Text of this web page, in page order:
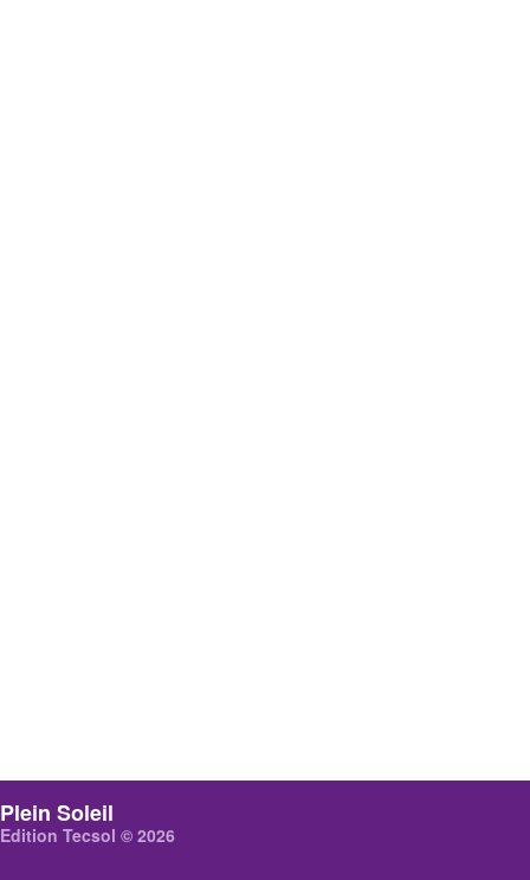
Plein Soleil
Edition Tecsol © 2026